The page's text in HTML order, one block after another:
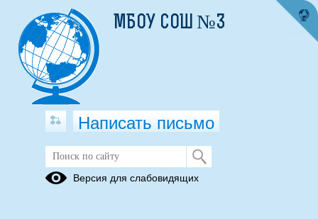
МБОУ СОШ №3
Написать письмо
Версия для слабовидящих